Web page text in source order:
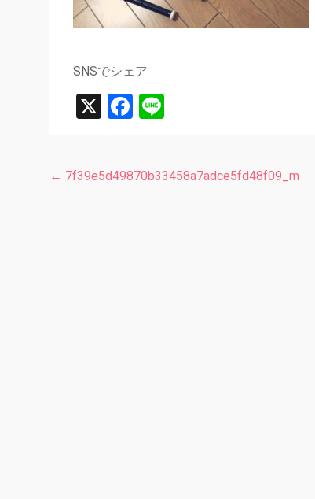
SNSでシェア
X Facebook
投
← 7f39e5d49870b33458a7adce5fd48f09_m